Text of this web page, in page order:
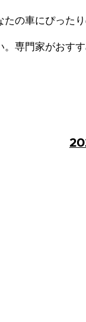
たの車にぴった
専門家がおす